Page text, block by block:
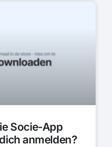
Socie-App
anmelden?